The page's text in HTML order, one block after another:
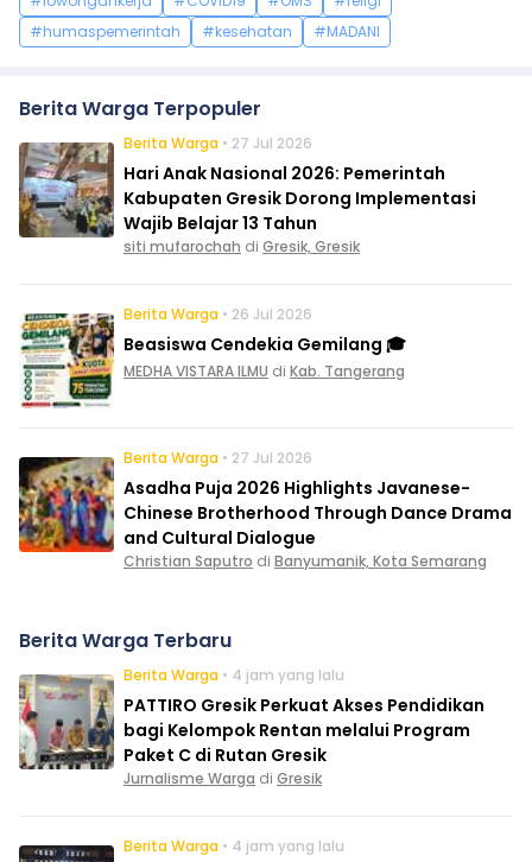
#humaspemerintah
#kesehatan #MADANI
Berita Warga Terpopuler
Berita Warga • 27 Jul 2026
Hari Anak Nasional 2026: Pemerintah
Kabupaten Gresik Dorong Implementasi
Wajib Belajar 13 Tahun
siti mufarochah di Gresik, Gresik
Berita Warga • 26 Jul 2026
Beasiswa Cendekia Gemilang 🎓
MEDHA VISTARA ILMU di Kab. Tangerang
Berita Warga • 27 Jul 2026
Asadha Puja 2026 Highlights Javanese-
Chinese Brotherhood Through Dance Drama
and Cultural Dialogue
Christian Saputro di Banyumanik, Kota Semarang
Berita Warga Terbaru
Berita Warga • 4 jam yang lalu
PATTIRO Gresik Perkuat Akses Pendidikan
bagi Kelompok Rentan melalui Program
Paket C di Rutan Gresik
Jurnalisme Warga di Gresik
Berita Warga • 4 jam yang lalu